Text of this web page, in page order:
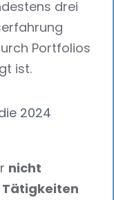
drei
Portfolios
ist.
2024
nicht